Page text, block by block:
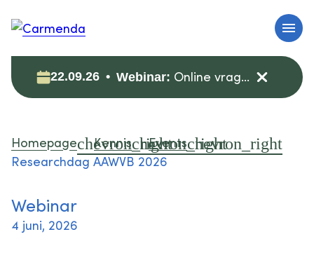
22.09.26 Webinar: Online vragenuur: zorgdata veilig (her)gebruiken voor onderzoek
Homepage Kennis
Events
Researchdag AAWVB 2026
Webinar
4 juni, 2026